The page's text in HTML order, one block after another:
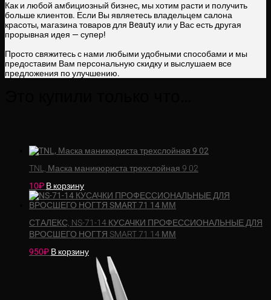
Как и любой амбициозный бизнес, мы хотим расти и получить
больше клиентов. Если Вы являетесь владельцем салона
красоты, магазина товаров для Beauty или у Вас есть другая
прорывная идея — супер!
Просто свяжитесь с нами любыми удобными способами и мы
предоставим Вам персональную скидку и выслушаем все
предложения по улучшению.
TNL, Маска маникюриста трехслойная 9 02
10₽ В корзину
СТАЛЕКС, NS-71-14 КУСАЧКИ ПРОФЕССИОНАЛЬНЫЕ ДЛЯ
ВРОСШЕГО НОГТЯ SMART 71 14 ММ
950₽ В корзину